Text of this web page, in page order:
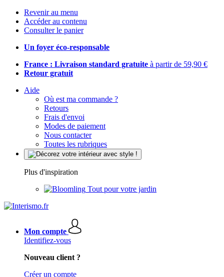
Revenir au menu
Accéder au contenu
Consulter le panier
Un foyer éco-responsable
France : Livraison standard gratuite à partir de 59,90 €
Retour gratuit
Aide
Où est ma commande ?
Retours
Frais d'envoi
Modes de paiement
Nous contacter
Toutes les rubriques
Plus d'inspiration
Tout pour votre jardin
Mon compte
Identifiez-vous
Nouveau client ?
Créer un compte